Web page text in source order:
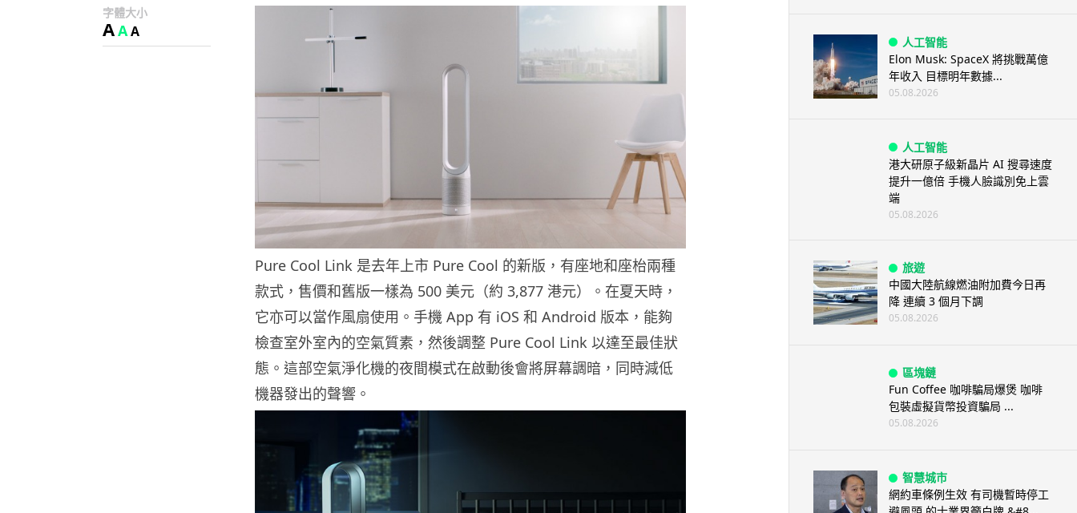
字體大小
AAA
Pure Cool Link 是去年上市 Pure Cool 的新版，有座地和座枱兩種
款式，售價和舊版一樣為 500 美元（約 3,877 港元）。在夏天時，
它亦可以當作風扇使用。手機 App 有 iOS 和 Android 版本，能夠
檢查室外室內的空氣質素，然後調整 Pure Cool Link 以達至最佳狀
態。這部空氣淨化機的夜間模式在啟動後會將屏幕調暗，同時減低
機器發出的聲響。
人工智能
Elon Musk: SpaceX 將挑戰萬億
年收入 目標明年數據...
05.08.2026
人工智能
港大研原子級新晶片 AI 搜尋速度
提升一億倍 手機人臉識別免上雲
端
05.08.2026
旅遊
中國大陸航線燃油附加費今日再
降 連續 3 個月下調
05.08.2026
區塊鏈
Fun Coffee 咖啡騙局爆煲 咖啡
包裝虛擬貨幣投資騙局 ...
05.08.2026
智慧城市
網約車條例生效 有司機暫時停工